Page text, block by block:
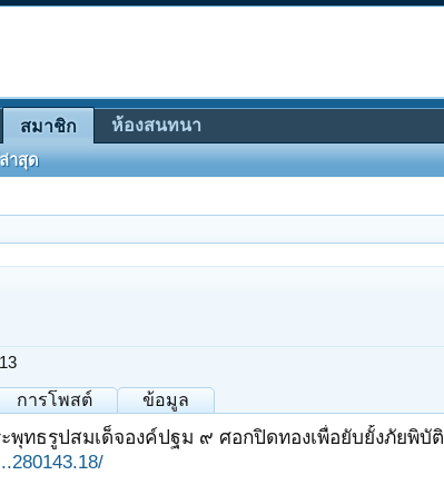
การโพสต์ ข้อมูล
พุทธรูปสมเด็จองค์ปฐม ๙ ศอกปิดทองเพื่อยับยั้งภัยพิบัติ
สมาชิก
าสุด
ห้องสนทนา